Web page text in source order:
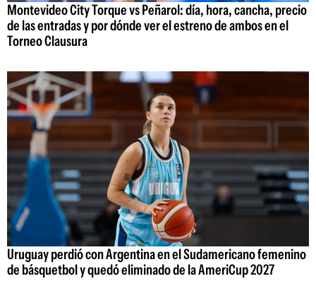
Montevideo City Torque vs Peñarol: día, hora, cancha, precio
de las entradas y por dónde ver el estreno de ambos en el
Torneo Clausura
Uruguay perdió con Argentina en el Sudamericano femenino
de básquetbol y quedó eliminado de la AmeriCup 2027